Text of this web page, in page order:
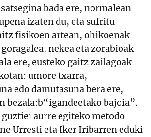
bada ere, normalean
izaten du, eta sufritu
fisikoen artean, ohikoenak
nekea eta zorabioak
ere, eusteko gaitz zailagoak
umore txarra,
edo damutasuna bera ere,
bezala:b“igandeetako bajoia”.
guztiei aurre egiteko metodo
Urresti eta Iker Iribarren eduki